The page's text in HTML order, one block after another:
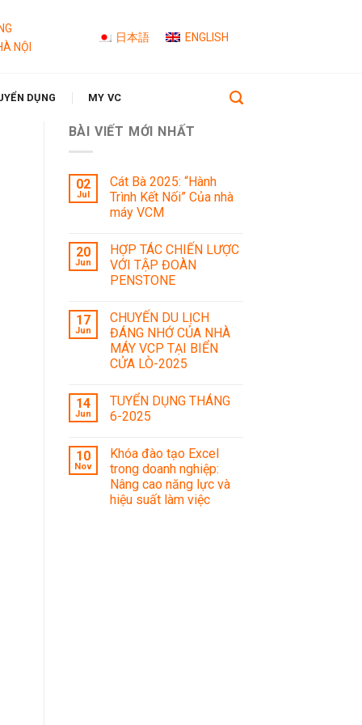
NỘI
日本語 ENGLISH
DỤNG MY VC
BÀI VIẾT MỚI NHẤT
02
Jul
Cát Bà 2025: “Hành
Trình Kết Nối” Của nhà
máy VCM
20
Jun
HỢP TÁC CHIẾN LƯỢC
VỚI TẬP ĐOÀN
PENSTONE
17
Jun
CHUYẾN DU LỊCH
ĐÁNG NHỚ CỦA NHÀ
MÁY VCP TẠI BIỂN
CỬA LÒ-2025
14
Jun
TUYỂN DỤNG THÁNG
6-2025
10
Nov
Khóa đào tạo Excel
trong doanh nghiệp:
Nâng cao năng lực và
hiệu suất làm việc